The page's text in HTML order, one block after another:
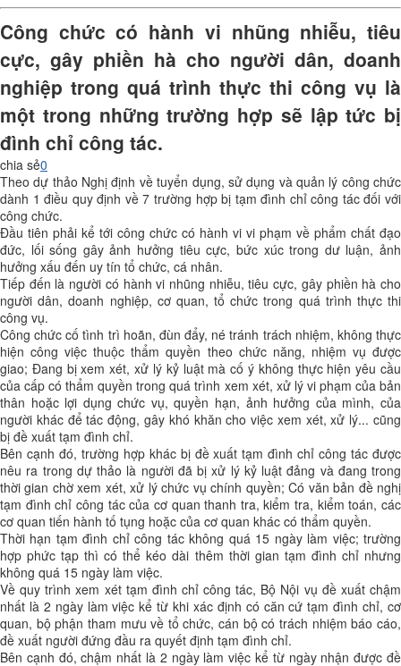
Công chức có hành vi nhũng nhiễu, tiêu
cực, gây phiền hà cho người dân, doanh
nghiệp trong quá trình thực thi công vụ là
một trong những trường hợp sẽ lập tức bị
đình chỉ công tác.
chia sẻ0
Theo dự thảo Nghị định về tuyển dụng, sử dụng và quản lý công chức
dành 1 điều quy định về 7 trường hợp bị tạm đình chỉ công tác đối với
công chức.
Đầu tiên phải kể tới công chức có hành vi vi phạm về phẩm chất đạo
đức, lối sống gây ảnh hưởng tiêu cực, bức xúc trong dư luận, ảnh
hưởng xấu đến uy tín tổ chức, cá nhân.
Tiếp đến là người có hành vi nhũng nhiễu, tiêu cực, gây phiền hà cho
người dân, doanh nghiệp, cơ quan, tổ chức trong quá trình thực thi
công vụ.
Công chức cố tình trì hoãn, đùn đẩy, né tránh trách nhiệm, không thực
hiện công việc thuộc thẩm quyền theo chức năng, nhiệm vụ được
giao; Đang bị xem xét, xử lý kỷ luật mà cố ý không thực hiện yêu cầu
của cấp có thẩm quyền trong quá trình xem xét, xử lý vi phạm của bản
thân hoặc lợi dụng chức vụ, quyền hạn, ảnh hưởng của mình, của
người khác để tác động, gây khó khăn cho việc xem xét, xử lý... cũng
bị đề xuất tạm đình chỉ.
Bên cạnh đó, trường hợp khác bị đề xuất tạm đình chỉ công tác được
nêu ra trong dự thảo là người đã bị xử lý kỷ luật đảng và đang trong
thời gian chờ xem xét, xử lý chức vụ chính quyền; Có văn bản đề nghị
tạm đình chỉ công tác của cơ quan thanh tra, kiểm tra, kiểm toán, các
cơ quan tiến hành tố tụng hoặc của cơ quan khác có thẩm quyền.
Thời hạn tạm đình chỉ công tác không quá 15 ngày làm việc; trường
hợp phức tạp thì có thể kéo dài thêm thời gian tạm đình chỉ nhưng
không quá 15 ngày làm việc.
Về quy trình xem xét tạm đình chỉ công tác, Bộ Nội vụ đề xuất chậm
nhất là 2 ngày làm việc kể từ khi xác định có căn cứ tạm đình chỉ, cơ
quan, bộ phận tham mưu về tổ chức, cán bộ có trách nhiệm báo cáo,
đề xuất người đứng đầu ra quyết định tạm đình chỉ.
Bên cạnh đó, chậm nhất là 2 ngày làm việc kể từ ngày nhận được đề